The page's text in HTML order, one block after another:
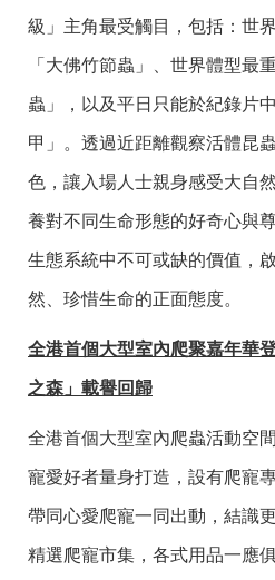
級」主角最受觸目，包括：世
「大佛竹節蟲」、世界體型最
蟲」，以及平日只能於紀錄片
甲」。透過近距離觀察活體昆
色，讓入場人士親身感受大自
養對不同生命形態的好奇心與
生態系統中不可或缺的價值，
然、珍惜生命的正面態度。
全港首個大型室內爬聚嘉年華
之森」載譽回歸
全港首個大型室內爬蟲活動空
寵愛好者量身打造，設有爬寵
帶同心愛爬寵一同出動，結識
精選爬寵市集，各式用品一應